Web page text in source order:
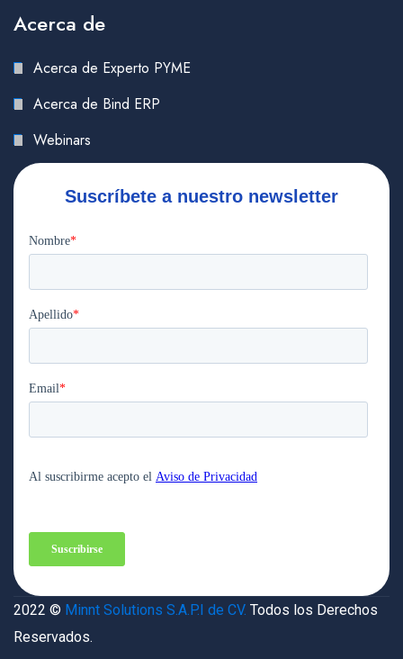
Acerca de
Acerca de Experto PYME
Acerca de Bind ERP
Webinars
Suscríbete a nuestro newsletter
2022 © Minnt Solutions S.A.P.I de CV. Todos los Derechos
Reservados.